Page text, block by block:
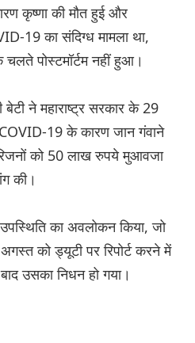
कृष्णा की मौत हुई और
19 का संदिग्ध मामला था,
पोस्टमॉर्टम नहीं हुआ।
ने महाराष्ट्र सरकार के 29
19 के कारण जान गंवाने
को 50 लाख रुपये मुआवजा
की।
का अवलोकन किया, जो
को ड्यूटी पर रिपोर्ट करने में
उसका निधन हो गया।